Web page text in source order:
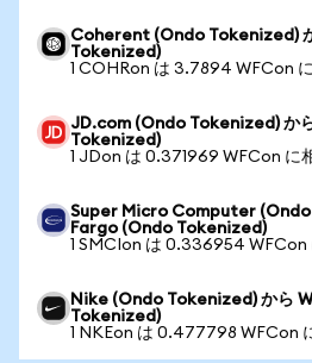
Coherent (Ondo Tokenized)
Tokenized)
1 COHRon は 3.7894 WFCon
JD.com (Ondo Tokenized) か
Tokenized)
1 JDon は 0.371969 WFCon に
Super Micro Computer
Fargo (Ondo Tokenized)
1 SMCIon は 0.336954 WFCon
Nike (Ondo Tokenized) から
Tokenized)
1 NKEon は 0.477798 WFCon